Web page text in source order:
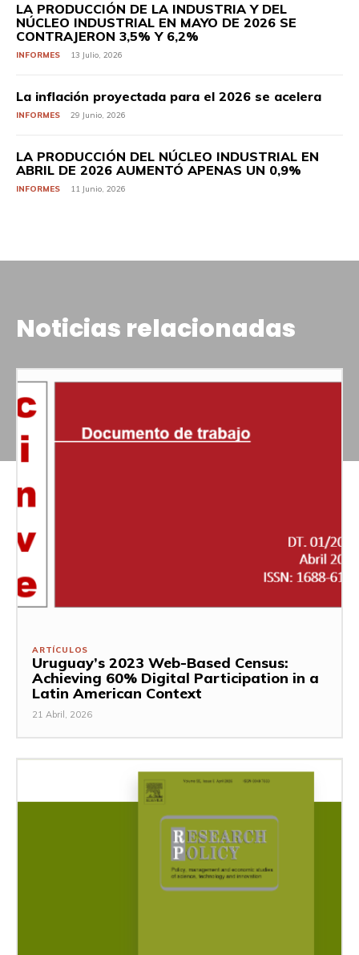
LA PRODUCCIÓN DE LA INDUSTRIA Y DEL
NÚCLEO INDUSTRIAL EN MAYO DE 2026 SE
CONTRAJERON 3,5% Y 6,2%
INFORMES 13 Julio, 2026
La inflación proyectada para el 2026 se acelera
INFORMES 29 Junio, 2026
LA PRODUCCIÓN DEL NÚCLEO INDUSTRIAL EN
ABRIL DE 2026 AUMENTÓ APENAS UN 0,9%
INFORMES 11 Junio, 2026
Noticias relacionadas
ARTÍCULOS
Uruguay’s 2023 Web-Based Census:
Achieving 60% Digital Participation in a
Latin American Context
21 Abril, 2026